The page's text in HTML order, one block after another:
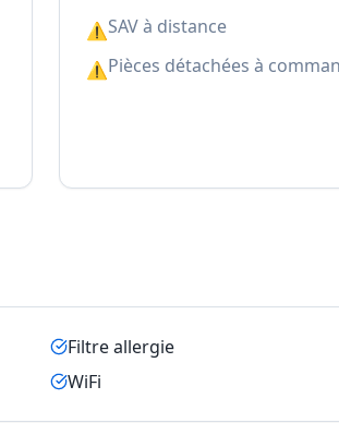
⚠SAV à distance
⚠Pièces détachées à
Filtre allergie
WiFi